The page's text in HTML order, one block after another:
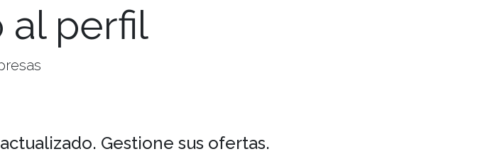
al perfil
Gestione sus ofertas.